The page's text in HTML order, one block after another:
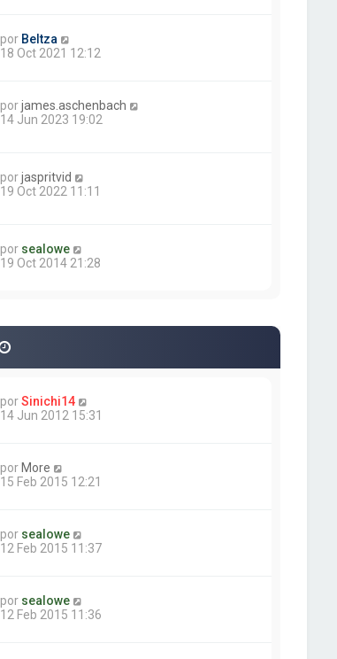
por Beltza
18 Oct 2021 12:12
porjames.aschenbach
14 Jun 2023 19:02
porjaspritvid
19 Oct 2022 11:11
por sealowe
19 Oct 2014 21:28
porSinichi14
14 Jun 2012 15:31
por More
15 Feb 2015 12:21
por sealowe
12 Feb 2015 11:37
por sealowe
12 Feb 2015 11:36